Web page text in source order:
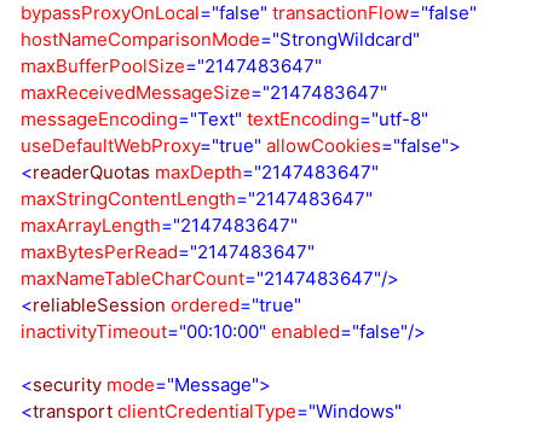
bypassProxyOnLocal="false" transactionFlow="false"
hostNameComparisonMode="StrongWildcard"
maxBufferPoolSize="2147483647"
maxReceivedMessageSize="2147483647"
messageEncoding="Text" textEncoding="utf-8"
useDefaultWebProxy="true" allowCookies="false">
<readerQuotas maxDepth="2147483647"
maxStringContentLength="2147483647"
maxArrayLength="2147483647"
maxBytesPerRead="2147483647"
maxNameTableCharCount="2147483647"/>
<reliableSession ordered="true"
inactivityTimeout="00:10:00" enabled="false"/>
<security mode="Message">
<transport clientCredentialType="Windows"